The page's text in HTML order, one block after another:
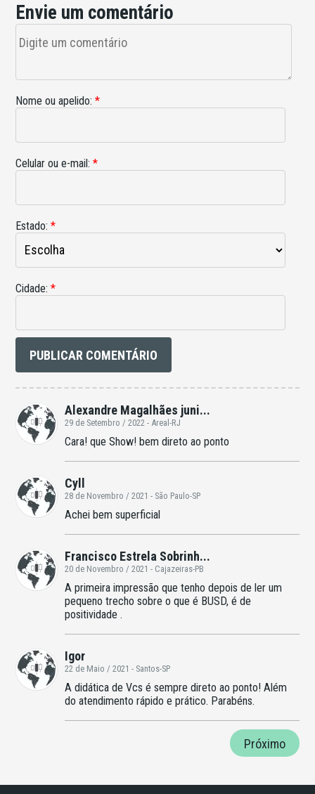
Envie um comentário
Nome ou apelido:*
Celular ou e-mail:*
Estado:*
Cidade:*
Alexandre Magalhães juni...
29 de Setembro / 2022 - Areal-RJ
Cara! que Show! bem direto ao ponto
Cyll
28 de Novembro / 2021 - São Paulo-SP
Achei bem superficial
Francisco Estrela Sobrinh...
20 de Novembro / 2021 - Cajazeiras-PB
A primeira impressão que tenho depois de ler um
pequeno trecho sobre o que é BUSD, é de
positividade .
Igor
22 de Maio / 2021 - Santos-SP
A didática de Vcs é sempre direto ao ponto! Além
do atendimento rápido e prático. Parabéns.
Próximo